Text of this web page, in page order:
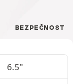
BEZPEČNOST
6.5"